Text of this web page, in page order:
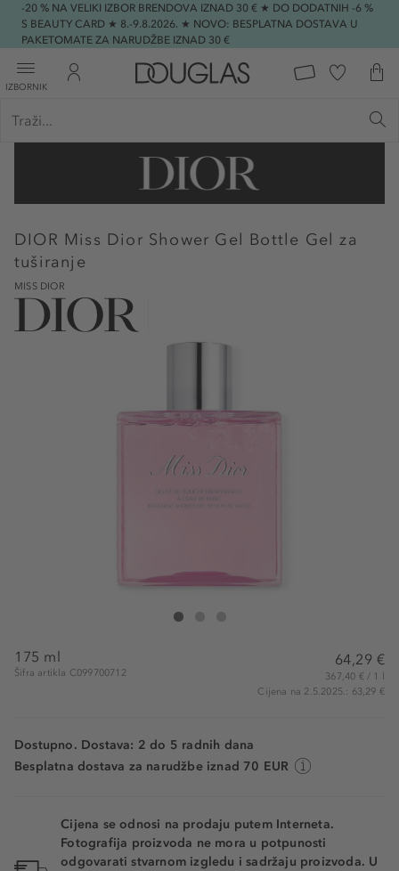
-20 % NA VELIKI IZBOR BRENDOVA IZNAD 30 € ★ DO DODATNIH -6 %
S BEAUTY CARD ★ 8.-9.8.2026. ★ NOVO: BESPLATNA DOSTAVA U
PAKETOMATE ZA NARUDŽBE IZNAD 30 €
IZBORNIK
DIOR Miss Dior Shower Gel Bottle Gel za
tuširanje
MISS DIOR
DIOR Miss Dior Shower Gel Bottle
175 ml
Šifra artikla C099700712
64,29 €
367,40 € / 1 l
Cijena na 2.5.2025.: 63,29 €
Dostupno. Dostava: 2 do 5 radnih dana
Besplatna dostava za narudžbe iznad 70 EUR
Cijena se odnosi na prodaju putem Interneta.
Fotografija proizvoda ne mora u potpunosti
odgovarati stvarnom izgledu i sadržaju proizvoda. U